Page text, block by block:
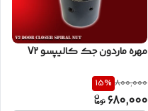
مهره ماردون جک کالیپسو V2
800,000
15%
680,000